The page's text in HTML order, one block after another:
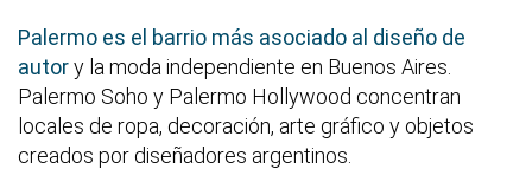
Palermo es el barrio más asociado al diseño de
autory la moda independiente en Buenos Aires.
Palermo Soho y Palermo Hollywood concentran
locales de ropa, decoración, arte gráfico y objetos
creados por diseñadores argentinos.